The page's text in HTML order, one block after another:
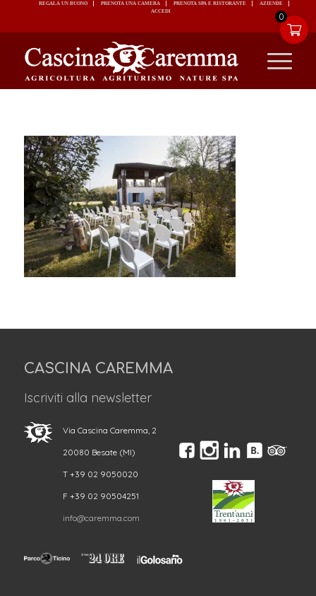
0
REGALA UN BUONO PRENOTA UNA CAMERA PRENOTA SPA E RISTORANTE
CASCINA CAREMMA
Iscriviti alla newsletter
Via Cascina Caremma, 2
20080 Besate (MI)
T +39 02 9050020
F +39 02 90504251
info@caremma.com